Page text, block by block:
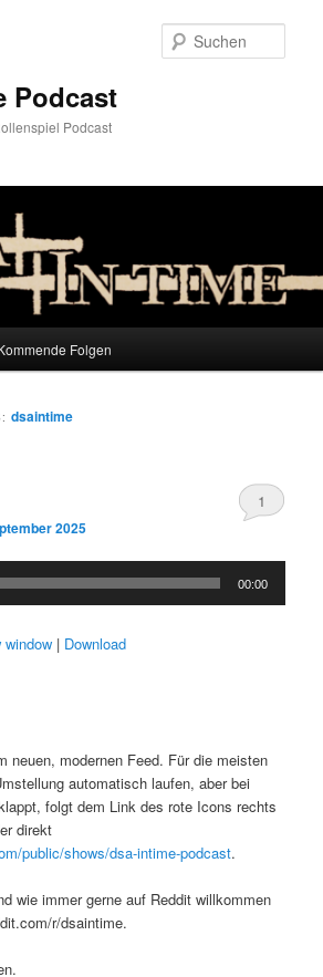
Podcast
Podcast
Folgen
dsaintime
2025
1
00:00
window | Download
neuen, modernen Feed. Für die meisten
automatisch laufen, aber bei
folgt dem Link des rote Icons rechts
direkt
public/shows/dsa-intime-podcast.
wie immer gerne auf Reddit willkommen
r/dsaintime.